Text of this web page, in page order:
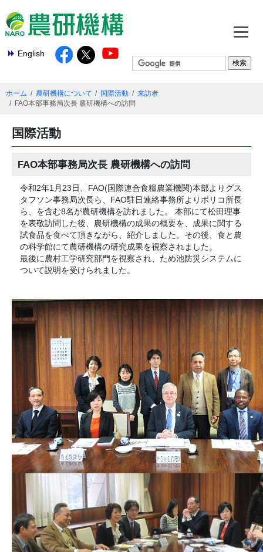
English
ホーム 農研機構について 国際活動
来訪者
FAO本部事務局次長 農研機構への訪問
国際活動
FAO本部事務局次長 農研機構への訪問
令和2年1月23日、FAO(国際連合食糧農業機関)本部よりグス
タフソン事務局次長ら、FAO駐日連絡事務所よりボリコ所長
ら、を含む8名が農研機構を訪れました。 本部にて松田理事
を表敬訪問した後、農研機構の成果の概要を、成果に関する
試食品を食べて頂きながら、紹介しました。その後、食と農
の科学館にて農研機構の研究成果を視察されました。
最後に農村工学研究部門を視察され、ため池防災システムに
ついて説明を受けられました。